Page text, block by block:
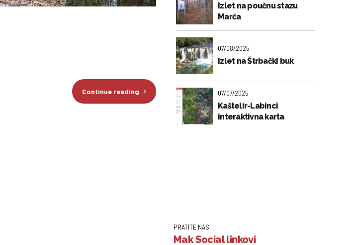
Continue reading
Izlet na poučnu stazu
Marča
07/08/2025
Izlet na Štrbački buk
07/07/2025
Kaštelir-Labinci
interaktivna karta
PRATITE NAS
Mak Social linkovi